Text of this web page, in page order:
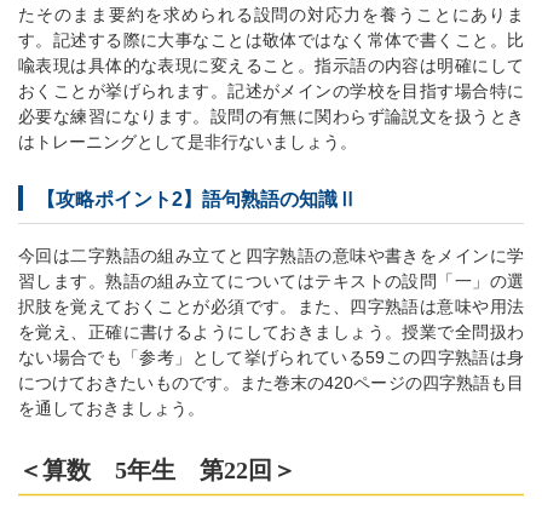
たそのまま要約を求められる設問の対応力を養うことにありま
す。記述する際に大事なことは敬体ではなく常体で書くこと。比
喩表現は具体的な表現に変えること。指示語の内容は明確にして
おくことが挙げられます。記述がメインの学校を目指す場合特に
必要な練習になります。設問の有無に関わらず論説文を扱うとき
はトレーニングとして是非行ないましょう。
【攻略ポイント2】語句熟語の知識Ⅱ
今回は二字熟語の組み立てと四字熟語の意味や書きをメインに学
習します。熟語の組み立てについてはテキストの設問「一」の選
択肢を覚えておくことが必須です。また、四字熟語は意味や用法
を覚え、正確に書けるようにしておきましょう。授業で全問扱わ
ない場合でも「参考」として挙げられている59この四字熟語は身
につけておきたいものです。また巻末の420ページの四字熟語も目
を通しておきましょう。
＜算数 5年生 第22回＞